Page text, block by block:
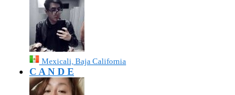
Mexicali, Baja California
C A N D E